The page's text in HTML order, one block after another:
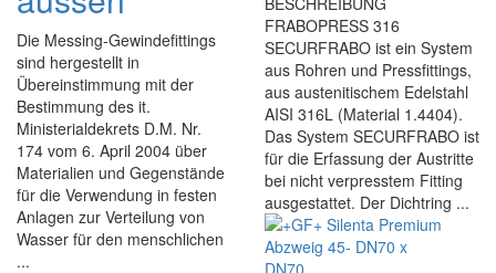
Die Messing-Gewindefittings
sind hergestellt in
Übereinstimmung mit der
Bestimmung des it.
Ministerialdekrets D.M. Nr.
174 vom 6. April 2004 über
Materialien und Gegenstände
für die Verwendung in festen
Anlagen zur Verteilung von
Wasser für den menschlichen
...
FRABOPRESS 316
SECURFRABO ist ein System
aus Rohren und Pressfittings,
aus austenitischem Edelstahl
AISI 316L (Material 1.4404).
Das System SECURFRABO ist
für die Erfassung der Austritte
bei nicht verpresstem Fitting
ausgestattet. Der Dichtring ...